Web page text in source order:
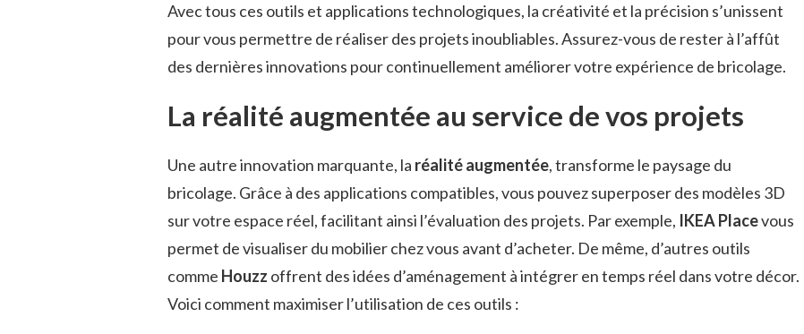
Avec tous ces outils et applications technologiques, la créativité et la précision s’unissent
pour vous permettre de réaliser des projets inoubliables. Assurez-vous de rester à l’affût
des dernières innovations pour continuellement améliorer votre expérience de bricolage.
La réalité augmentée au service de vos projets
Une autre innovation marquante, la réalité augmentée, transforme le paysage du
bricolage. Grâce à des applications compatibles, vous pouvez superposer des modèles 3D
sur votre espace réel, facilitant ainsi l’évaluation des projets. Par exemple, IKEA Placevous
permet de visualiser du mobilier chez vous avant d’acheter. De même, d’autres outils
comme Houzz offrent des idées d’aménagement à intégrer en temps réel dans votre décor.
Voici comment maximiser l’utilisation de ces outils :